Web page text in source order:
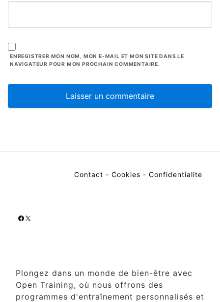
ENREGISTRER MON NOM, MON E-MAIL ET MON SITE DANS LE
NAVIGATEUR POUR MON PROCHAIN COMMENTAIRE.
Contact - Cookies - Confidentialite
Facebook
X
Plongez dans un monde de bien-être avec
Open Training, où nous offrons des
programmes d'entraînement personnalisés et